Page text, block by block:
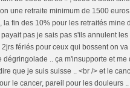
une retraite minimum de 1500
la fin des 10% pour les retraités mine
pas je sais pas s'ils annulent
fériés pour ceux qui bossent on
.. ça m'insupporte et me
que je suis suisse .. <br /> et le
le cancer, pareil pour les douleurs